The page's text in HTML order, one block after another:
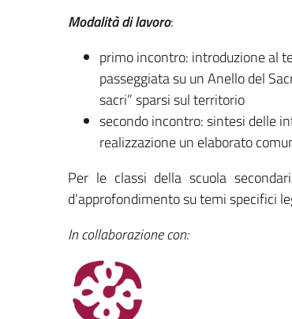
Modalità di lavoro:
primo incontro: introduzione al
passeggiata su un Anello del
sacri” sparsi sul territorio
secondo incontro: sintesi delle
realizzazione un elaborato
Per le classi della scuola
d’approfondimento su temi specifici
In collaborazione con: